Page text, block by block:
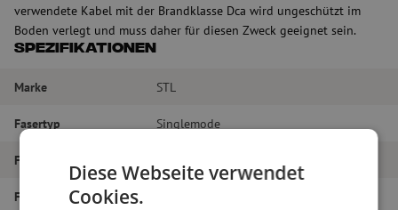
verwendete Kabel mit der Brandklasse Dca wird ungeschützt im
Boden verlegt und muss daher für diesen Zweck geeignet sein.
Spezifikationen
Marke STL
Fasertyp Singlemode
Farbe
Faser-Typ
Diese Webseite verwendet
Cookies.